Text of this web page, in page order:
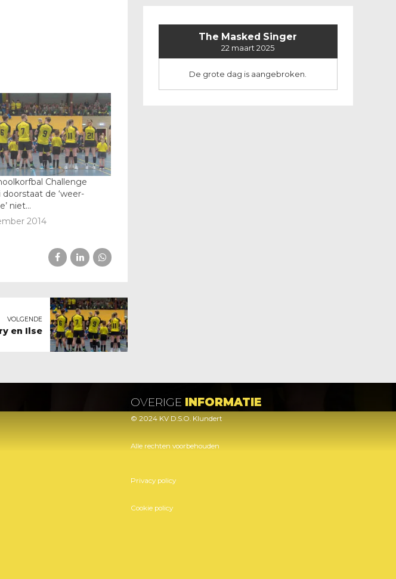
Challenge
doorstaat de ‘weer-
niet…
2014
VOLGENDE
en Ilse
The Masked Singer
22 maart 2025
De grote dag is aangebroken.
OVERIGE INFORMATIE
© 2024 KV D.S.O. Klundert
Alle rechten voorbehouden
Privacy policy
Cookie policy